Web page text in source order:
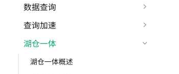
数据查询
查询加速
湖仓一体
湖仓一体概述